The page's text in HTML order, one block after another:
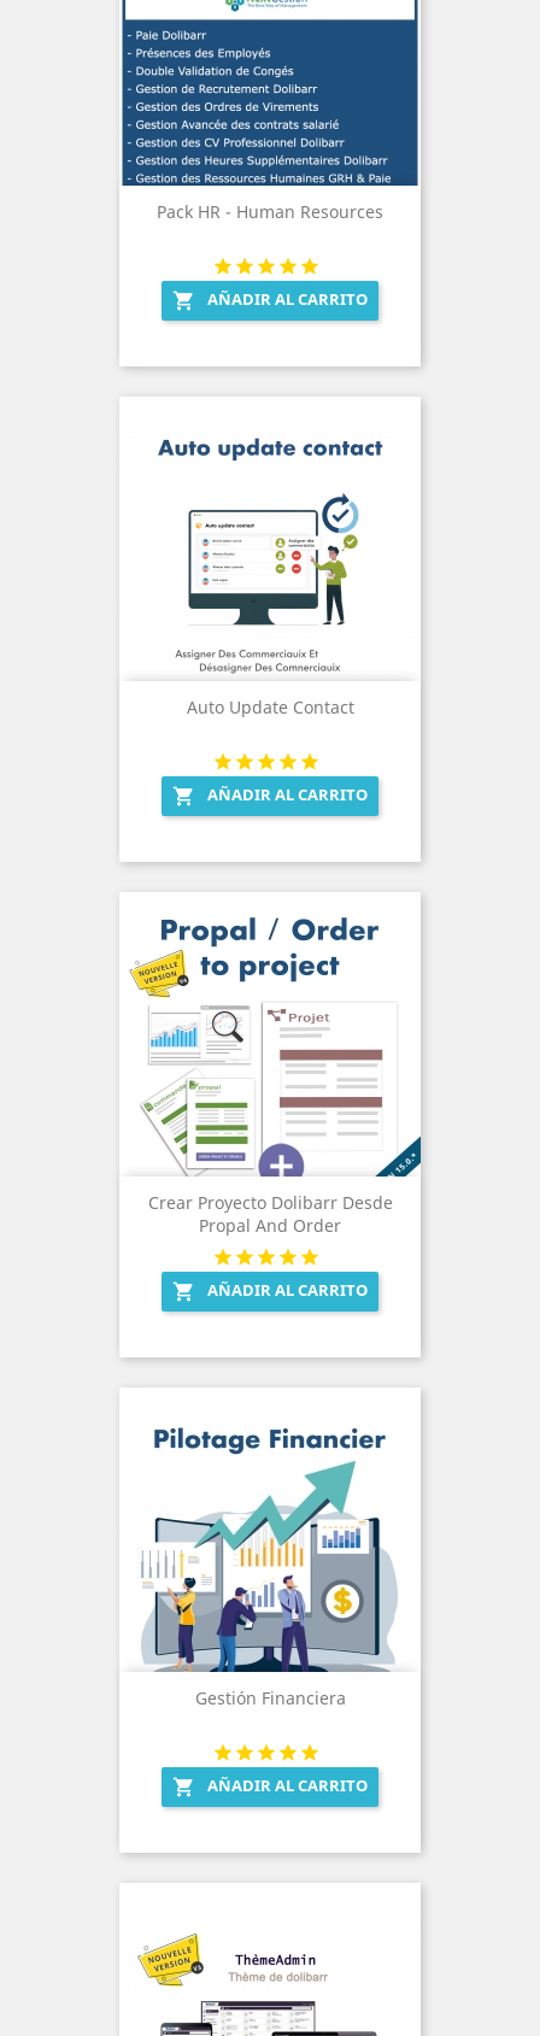
Pack HR - Human Resources
 AÑADIR AL CARRITO
Auto Update Contact
 AÑADIR AL CARRITO
Crear Proyecto Dolibarr Desde
Propal And Order
 AÑADIR AL CARRITO
Gestión Financiera
 AÑADIR AL CARRITO